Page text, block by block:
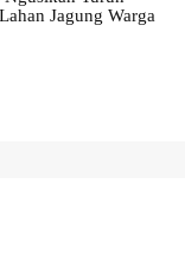
Jagung Warga